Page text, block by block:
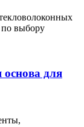
по выбору
для